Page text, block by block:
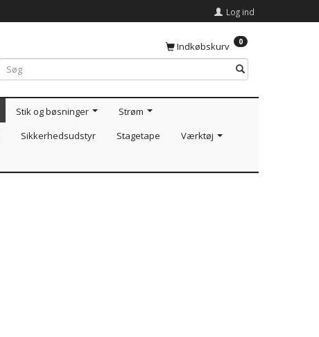
Log ind
Indkøbskurv 0
Stik og bøsninger
Strøm
Sikkerhedsudstyr Stagetape
Værktøj